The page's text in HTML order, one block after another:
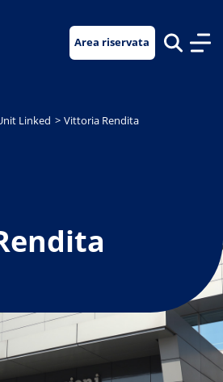
Area riservata
Linked Vittoria Rendita